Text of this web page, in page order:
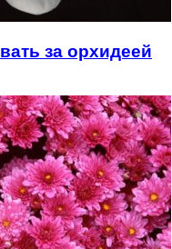
за орхидеей